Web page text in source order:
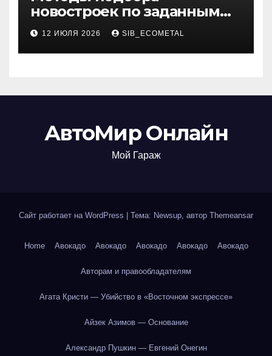
новостроек по заданным
критериям
12 ИЮЛЯ 2026 SIB_ECOMETAL
АвтоМир Онлайн
Мой Гараж
Сайт работает на WordPress Тема: Newsup, автор Themeansar
Home Авокадо Авокадо Авокадо Авокадо Авокадо
Авторам и правообладателям
Агата Кристи — Убийство в «Восточном экспрессе»
Айзек Азимов — Основание
Александр Пушкин — Евгений Онегин